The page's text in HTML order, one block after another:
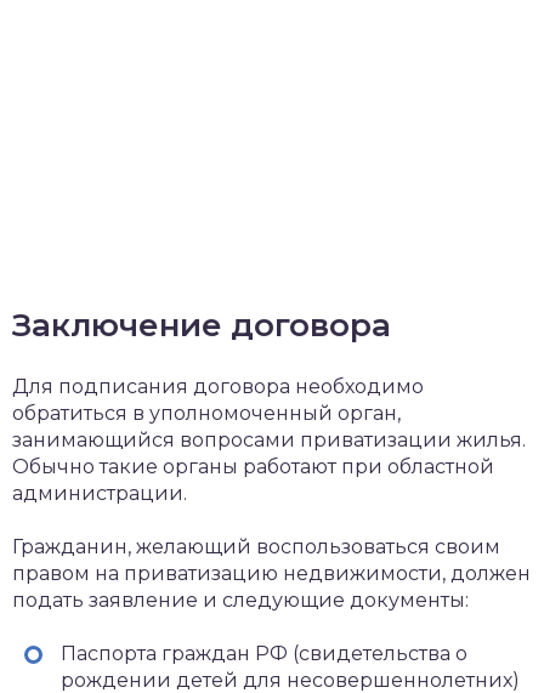
Заключение договора
Для подписания договора необходимо
обратиться в уполномоченный орган,
занимающийся вопросами приватизации жилья.
Обычно такие органы работают при областной
администрации.
Гражданин, желающий воспользоваться своим
правом на приватизацию недвижимости, должен
подать заявление и следующие документы:
Паспорта граждан РФ (свидетельства о
рождении детей для несовершеннолетних)